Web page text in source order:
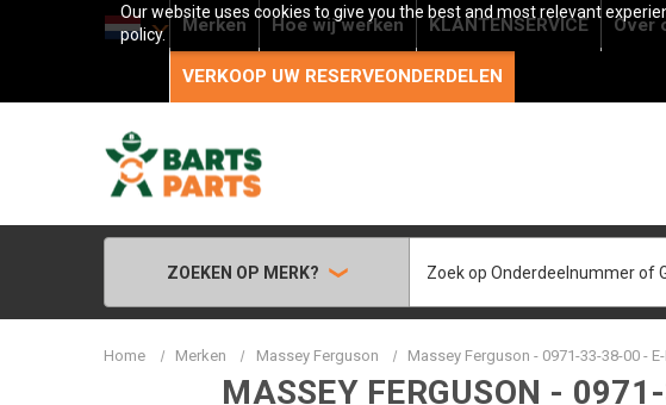
Our website uses cookies to give you the best and most relevant
policy.
Merken Hoe wij werken KLANTENSERVICE Over
VERKOOP UW RESERVEONDERDELEN
ZOEKEN OP MERK?
Home Merken Massey Ferguson Massey Ferguson - 0971-33-38-00 -
MASSEY FERGUSON -